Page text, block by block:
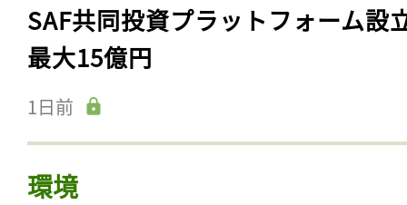
SAF共同投資プラットフォーム設
最大15億円
1日前
環境